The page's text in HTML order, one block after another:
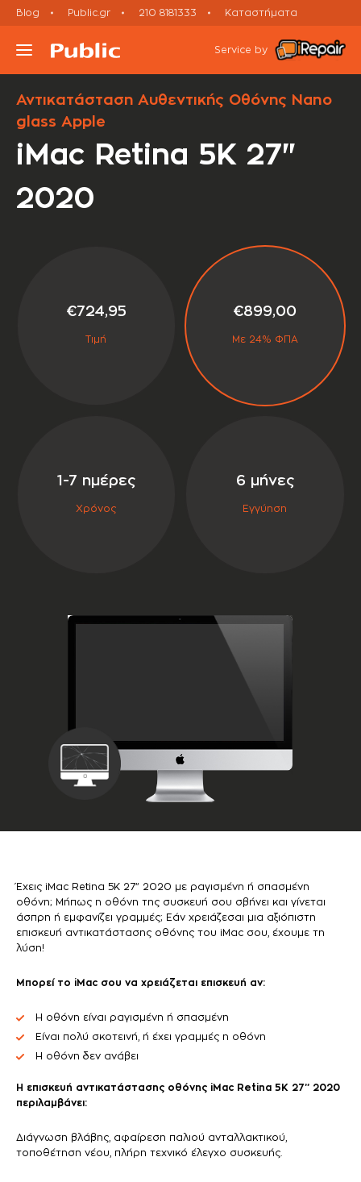
Blog Public.gr 210 8181333 Καταστήματα
Τι συσκευή έχεις;
Υπηρεσίες
Μεταχειρισμένες Συσκευές
Ραντεβού Εxpress Επισκευής
σε συνεργασία με την
Service by
desktop Εκτός εγγύησης apple repair services
Αντικατάσταση Αυθεντικής Οθόνης Nano
glass Apple
iMac Retina 5K 27"
2020
€724,95
Τιμή
€899,00
Με 24% ΦΠΑ
1-7 ημέρες
Χρόνος
6 μήνες
Εγγύηση
Έχεις iMac Retina 5K 27” 2020 με ραγισμένη ή σπασμένη
οθόνη; Μήπως η οθόνη της συσκευή σου σβήνει και γίνεται
άσπρη ή εμφανίζει γραμμές; Εάν χρειάζεσαι μια αξιόπιστη
επισκευή αντικατάστασης οθόνης του iMac σου, έχουμε τη
λύση!
Μπορεί το iMacσου να χρειάζεται επισκευή αν:
Η οθόνη είναι ραγισμένη ή σπασμένη
Είναι πολύ σκοτεινή, ή έχει γραμμές η οθόνη
Η οθόνη δεν ανάβει
Η επισκευή αντικατάστασης οθόνης iMac Retina 5K 27” 2020
περιλαμβάνει:
Διάγνωση βλάβης, αφαίρεση παλιού ανταλλακτικού,
τοποθέτηση νέου, πλήρη τεχνικό έλεγχο συσκευής.